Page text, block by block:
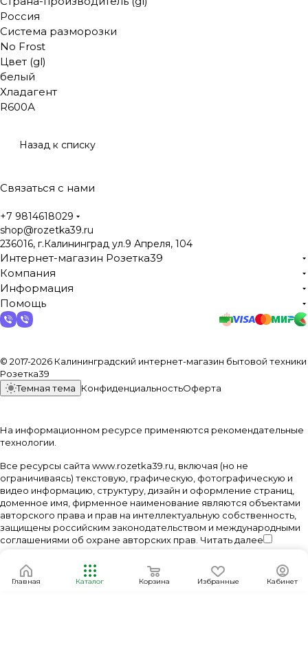
Россия
Система разморозки
No Frost
Цвет (gl)
белый
Хладагент
R600А
Назад к списку
Связаться с нами
+7 9814618029
shop@rozetka39.ru
236016, г.Калининград ул.9 Апреля, 104
Интернет-магазин Розетка39
Компания
Информация
Помощь
© 2017-2026 Калининградский интернет-магазин бытовой техники
Розетка39
Темная тема
КонфиденциальностьОферта
На информационном ресурсе применяются рекомендательные
технологии
Все ресурсы сайта www.rozetka39.ru, включая (но не
ограничиваясь) текстовую, графическую, фотографическую и
видео информацию, структуру, дизайн и оформление страниц,
доменное имя, фирменное наименование являются объектами
авторского права и прав на интеллектуальную собственность,
защищены российским законодательством и международными
соглашениями об охране авторских прав. Читать далее
Главная Каталог Корзина Избранные Кабинет